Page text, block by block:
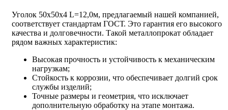
Уголок 50х50х4 L=12,0м, предлагаемый нашей компанией,
соответствует стандартам ГОСТ. Это гарантия его высокого
качества и долговечности. Такой металлопрокат обладает
рядом важных характеристик:
Высокая прочность и устойчивость к механическим
нагрузкам;
Стойкость к коррозии, что обеспечивает долгий срок
службы изделий;
Точные размеры и геометрия, что исключает
дополнительную обработку на этапе монтажа.